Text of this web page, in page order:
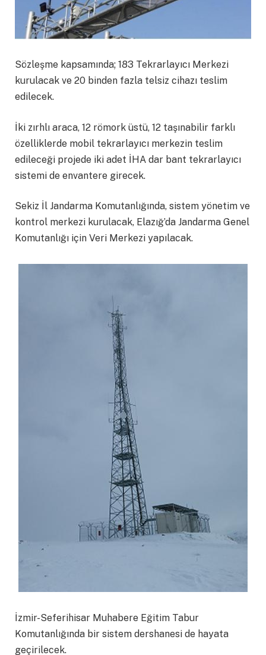
Sözleşme kapsamında; 183 Tekrarlayıcı Merkezi
kurulacak ve 20 binden fazla telsiz cihazı teslim
edilecek.
İki zırhlı araca, 12 römork üstü, 12 taşınabilir farklı
özelliklerde mobil tekrarlayıcı merkezin teslim
edileceği projede iki adet İHA dar bant tekrarlayıcı
sistemi de envantere girecek.
Sekiz İl Jandarma Komutanlığında, sistem yönetim ve
kontrol merkezi kurulacak, Elazığ’da Jandarma Genel
Komutanlığı için Veri Merkezi yapılacak.
İzmir-Seferihisar Muhabere Eğitim Tabur
Komutanlığında bir sistem dershanesi de hayata
geçirilecek.